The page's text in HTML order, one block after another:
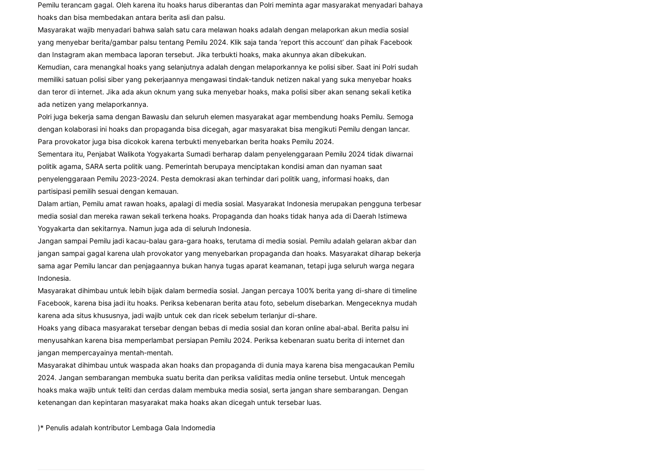
Pemilu terancam gagal. Oleh karena itu hoaks harus diberantas dan Polri meminta agar masyarakat menyadari bahaya
hoaks dan bisa membedakan antara berita asli dan palsu.
Masyarakat wajib menyadari bahwa salah satu cara melawan hoaks adalah dengan melaporkan akun media sosial
yang menyebar berita/gambar palsu tentang Pemilu 2024. Klik saja tanda ‘report this account’ dan pihak Facebook
dan Instagram akan membaca laporan tersebut. Jika terbukti hoaks, maka akunnya akan dibekukan.
Kemudian, cara menangkal hoaks yang selanjutnya adalah dengan melaporkannya ke polisi siber. Saat ini Polri sudah
memiliki satuan polisi siber yang pekerjaannya mengawasi tindak-tanduk netizen nakal yang suka menyebar hoaks
dan teror di internet. Jika ada akun oknum yang suka menyebar hoaks, maka polisi siber akan senang sekali ketika
ada netizen yang melaporkannya.
Polri juga bekerja sama dengan Bawaslu dan seluruh elemen masyarakat agar membendung hoaks Pemilu. Semoga
dengan kolaborasi ini hoaks dan propaganda bisa dicegah, agar masyarakat bisa mengikuti Pemilu dengan lancar.
Para provokator juga bisa dicokok karena terbukti menyebarkan berita hoaks Pemilu 2024.
Sementara itu, Penjabat Walikota Yogyakarta Sumadi berharap dalam penyelenggaraan Pemilu 2024 tidak diwarnai
politik agama, SARA serta politik uang. Pemerintah berupaya menciptakan kondisi aman dan nyaman saat
penyelenggaraan Pemilu 2023-2024. Pesta demokrasi akan terhindar dari politik uang, informasi hoaks, dan
partisipasi pemilih sesuai dengan kemauan.
Dalam artian, Pemilu amat rawan hoaks, apalagi di media sosial. Masyarakat Indonesia merupakan pengguna terbesar
media sosial dan mereka rawan sekali terkena hoaks. Propaganda dan hoaks tidak hanya ada di Daerah Istimewa
Yogyakarta dan sekitarnya. Namun juga ada di seluruh Indonesia.
Jangan sampai Pemilu jadi kacau-balau gara-gara hoaks, terutama di media sosial. Pemilu adalah gelaran akbar dan
jangan sampai gagal karena ulah provokator yang menyebarkan propaganda dan hoaks. Masyarakat diharap bekerja
sama agar Pemilu lancar dan penjagaannya bukan hanya tugas aparat keamanan, tetapi juga seluruh warga negara
Indonesia.
Masyarakat dihimbau untuk lebih bijak dalam bermedia sosial. Jangan percaya 100% berita yang di-share di timeline
Facebook, karena bisa jadi itu hoaks. Periksa kebenaran berita atau foto, sebelum disebarkan. Mengeceknya mudah
karena ada situs khususnya, jadi wajib untuk cek dan ricek sebelum terlanjur di-share.
Hoaks yang dibaca masyarakat tersebar dengan bebas di media sosial dan koran online abal-abal. Berita palsu ini
menyusahkan karena bisa memperlambat persiapan Pemilu 2024. Periksa kebenaran suatu berita di internet dan
jangan mempercayainya mentah-mentah.
Masyarakat dihimbau untuk waspada akan hoaks dan propaganda di dunia maya karena bisa mengacaukan Pemilu
2024. Jangan sembarangan membuka suatu berita dan periksa validitas media online tersebut. Untuk mencegah
hoaks maka wajib untuk teliti dan cerdas dalam membuka media sosial, serta jangan share sembarangan. Dengan
ketenangan dan kepintaran masyarakat maka hoaks akan dicegah untuk tersebar luas.
)* Penulis adalah kontributor Lembaga Gala Indomedia